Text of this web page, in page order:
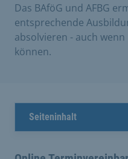
Das BAföG und AFBG
entsprechende
absolvieren - auch
können.
Seiteninhalt